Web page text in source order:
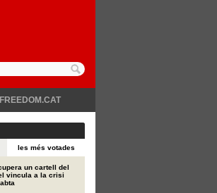
FREEDOM.CAT
les més votades
un cartell del
vincula a la crisi